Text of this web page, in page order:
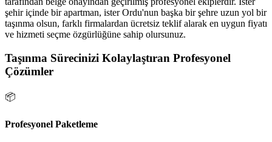
şehir içinde bir apartman, ister Ordu'nun başka bir şehre uzun yol bir
taşınma olsun, farklı firmalardan ücretsiz teklif alarak en uygun fiyatı
ve hizmeti seçme özgürlüğüne sahip olursunuz.
Taşınma Sürecinizi Kolaylaştıran Profesyonel
Çözümler
📦
Profesyonel Paketleme